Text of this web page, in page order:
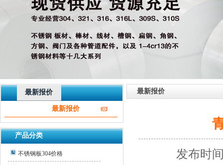
最新报价
最新报价
产品分类
不锈钢板304价格
最新报价
发布时